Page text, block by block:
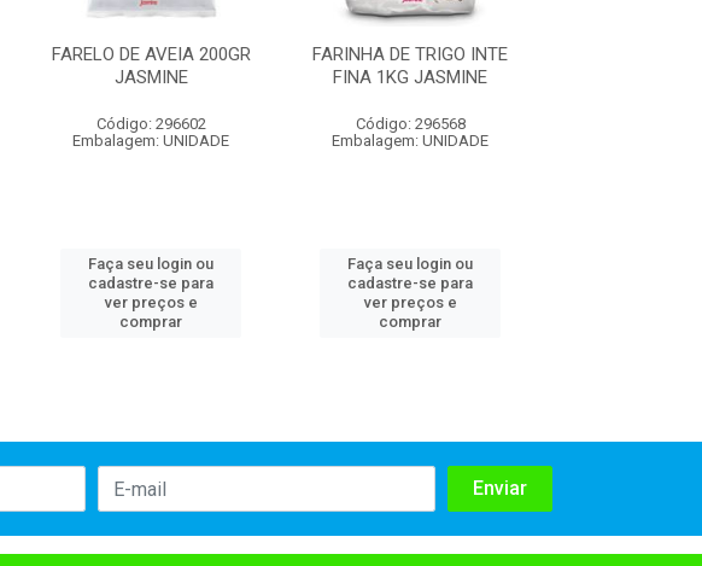
FARELO DE AVEIA 200GR
JASMINE
Código: 296602
Embalagem: UNIDADE
Faça seu login ou
cadastre-se para
ver preços e
comprar
FARINHA DE TRIGO INTE
FINA 1KG JASMINE
Código: 296568
Embalagem: UNIDADE
Faça seu login ou
cadastre-se para
ver preços e
comprar